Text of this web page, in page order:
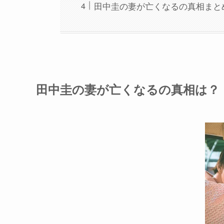
田中圭の妻が亡くなるの真相まと
田中圭の妻が亡くなるの真相は？